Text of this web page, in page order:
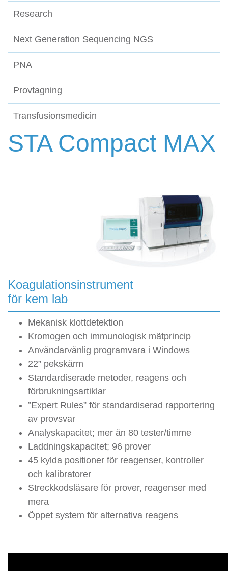
Research
Next Generation Sequencing NGS
PNA
Provtagning
Transfusionsmedicin
STA Compact MAX
Koagulationsinstrument
för kem lab
Mekanisk klottdetektion
Kromogen och immunologisk mätprincip
Användarvänlig programvara i Windows
22” pekskärm
Standardiserade metoder, reagens och
förbrukningsartiklar
”Expert Rules” för standardiserad rapportering
av provsvar
Analyskapacitet; mer än 80 tester/timme
Laddningskapacitet; 96 prover
45 kylda positioner för reagenser, kontroller
och kalibratorer
Streckkodsläsare för prover, reagenser med
mera
Öppet system för alternativa reagens